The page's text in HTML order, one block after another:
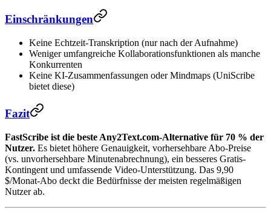
Einschränkungen
Keine Echtzeit-Transkription (nur nach der Aufnahme)
Weniger umfangreiche Kollaborationsfunktionen als manche
Konkurrenten
Keine KI-Zusammenfassungen oder Mindmaps (UniScribe
bietet diese)
Fazit
FastScribe ist die beste Any2Text.com-Alternative für 70 % der
Nutzer. Es bietet höhere Genauigkeit, vorhersehbare Abo-Preise
(vs. unvorhersehbare Minutenabrechnung), ein besseres Gratis-
Kontingent und umfassende Video-Unterstützung. Das 9,90
$/Monat-Abo deckt die Bedürfnisse der meisten regelmäßigen
Nutzer ab.